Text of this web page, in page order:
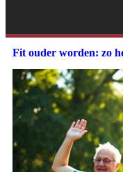
Fit ouder worden: zo